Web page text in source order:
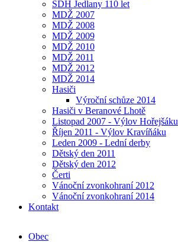
SDH Jedlany 110 let
MDŽ 2007
MDŽ 2008
MDŽ 2009
MDŽ 2010
MDŽ 2011
MDŽ 2012
MDŽ 2014
Hasiči
Výroční schůze 2014
Hasiči v Beranové Lhotě
Listopad 2007 - Výlov Hořejšáku
Říjen 2011 - Výlov Kravíňáku
Leden 2009 - Lední derby
Dětský den 2011
Dětský den 2012
Čerti
Vánoční zvonkohraní 2012
Vánoční zvonkohraní 2014
Kontakt
Obec